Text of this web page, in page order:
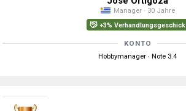
Manager · 30 Jahre
+3% Verhandlungsgeschick
KONTO
Hobbymanager · Note 3.4